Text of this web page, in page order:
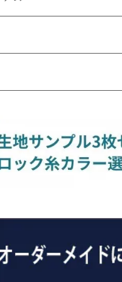
系
ァイアＨＶ
系
5人乗
7人乗
乗
POWER)
Y51
系
610
系
系
ポーツ
ー
系
系
TD系
ニーシエラ
スタム
系Ｖ
5人乗
クリプスクロスPHEV
4
2
JG2
スタム
トゥラン
系
7P系